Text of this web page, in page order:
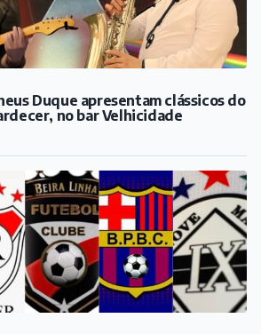
Duque apresentam clássicos do
no bar Velhicidade